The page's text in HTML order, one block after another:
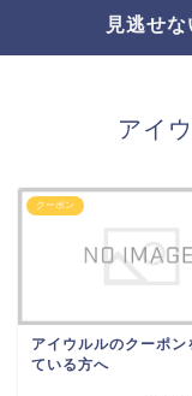
見逃せ
アイ
クーポン
アイウルルのクーポン
ている方へ